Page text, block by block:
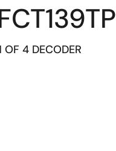
OF 4 DECODER